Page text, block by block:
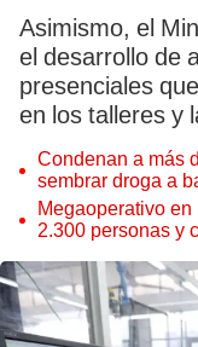
Asimismo, el
el desarrollo de
presenciales
en los talleres y
Condenan a más
sembrar droga a
Megaoperativo
2.300 personas y